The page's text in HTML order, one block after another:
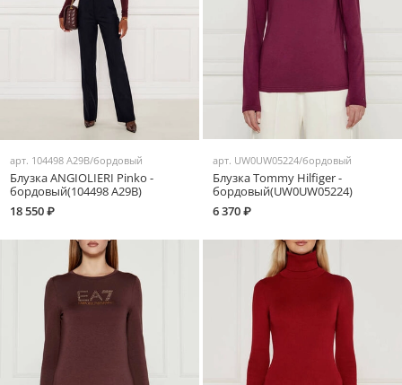
арт. 104498 A29B/бордовый
Блузка ANGIOLIERI Pinko -
бордовый(104498 A29B)
18 550 ₽
арт. UW0UW05224/бордовый
Блузка Tommy Hilfiger -
бордовый(UW0UW05224)
6 370 ₽